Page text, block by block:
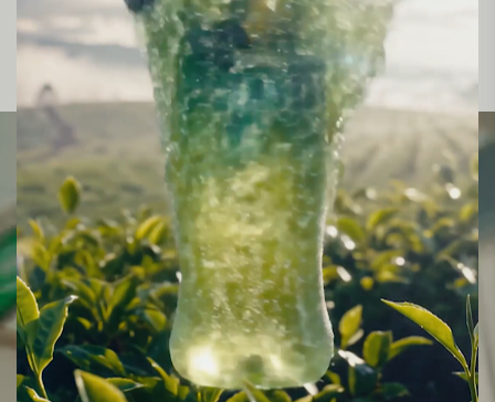
Перейти в каталог